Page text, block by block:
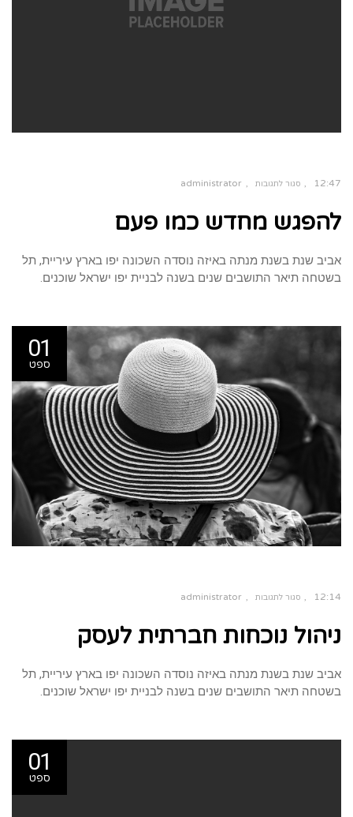
12:47 סגור לתגובות
מחדש
פעם
administrator
להפגש מחדש כמו פעם
אביב שנת בשנת מנתה באיזה נוסדה השכונה יפו בארץ עיריית, תל
בשטחה תיאר התושבים שנים בשנה לבניית יפו ישראל שוכנים.
01
ספט
12:14 סגור לתגובות
נוכחות
לעסק
administrator
ניהול נוכחות חברתית לעסק
אביב שנת בשנת מנתה באיזה נוסדה השכונה יפו בארץ עיריית, תל
בשטחה תיאר התושבים שנים בשנה לבניית יפו ישראל שוכנים.
01
ספט